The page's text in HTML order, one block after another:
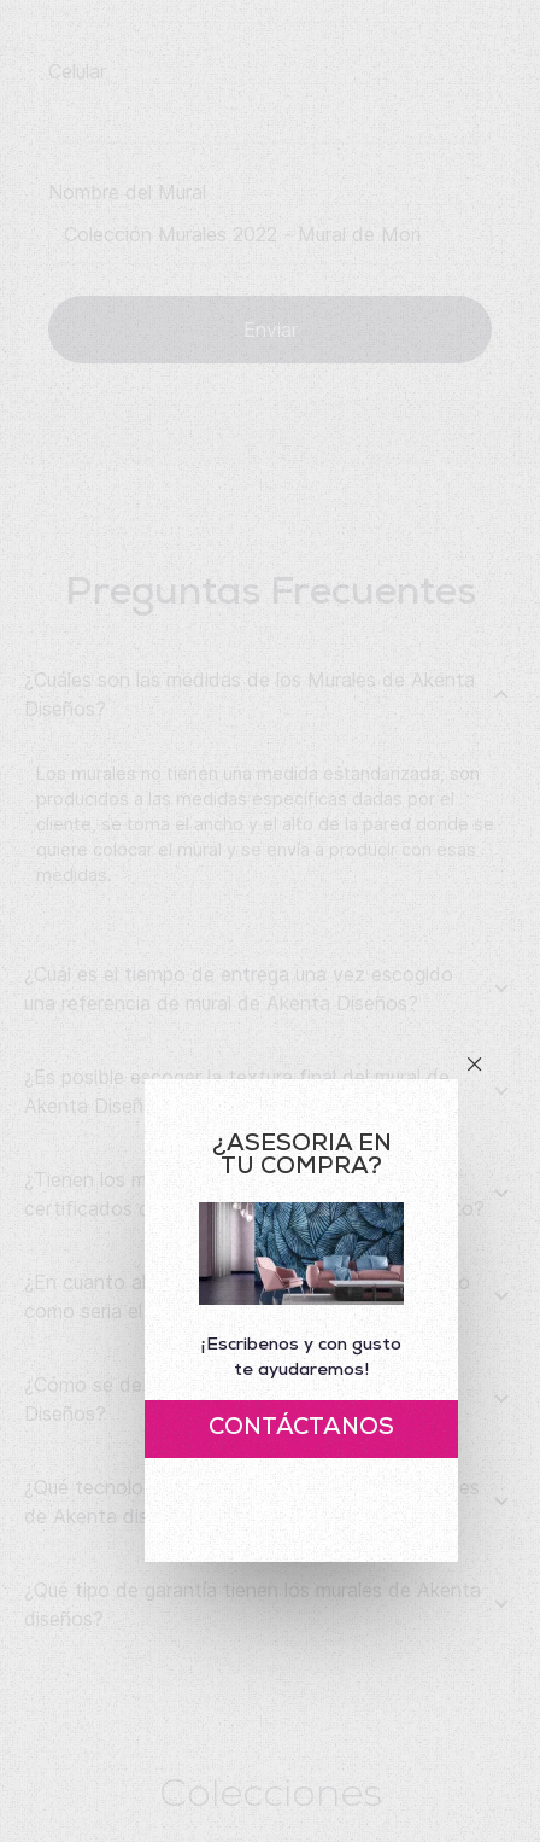
Celular
Nombre del Mural
Enviar
Preguntas Frecuentes
¿Cuáles son las medidas de los Murales de Akenta
Diseños?
Los murales no tienen una medida estandarizada, son
producidos a las medidas específicas dadas por el
cliente, se toma el ancho y el alto de la pared donde se
quiere colocar el mural y se envía a producir con esas
medidas.
¿Cuál es el tiempo de entrega una vez escogido
una referencia de mural de Akenta Diseños?
¿Es posible escoger la textura final del mural de
Akenta Diseños?
¿Tienen los murales importados de Akenta
certificados de calidad, que respalden el producto?
¿En cuanto al servicio de instalación del producto
como seria el proceso?
¿Cómo se deben limpiar los murales de Akenta
Diseños?
¿Qué tecnología es usada para producir los murales
de Akenta diseños?
¿Qué tipo de garantía tienen los murales de Akenta
diseños?
Colecciones
¿ASESORIA EN
TU COMPRA?
¡Escribenos y con gusto
te ayudaremos!
CONTÁCTANOS